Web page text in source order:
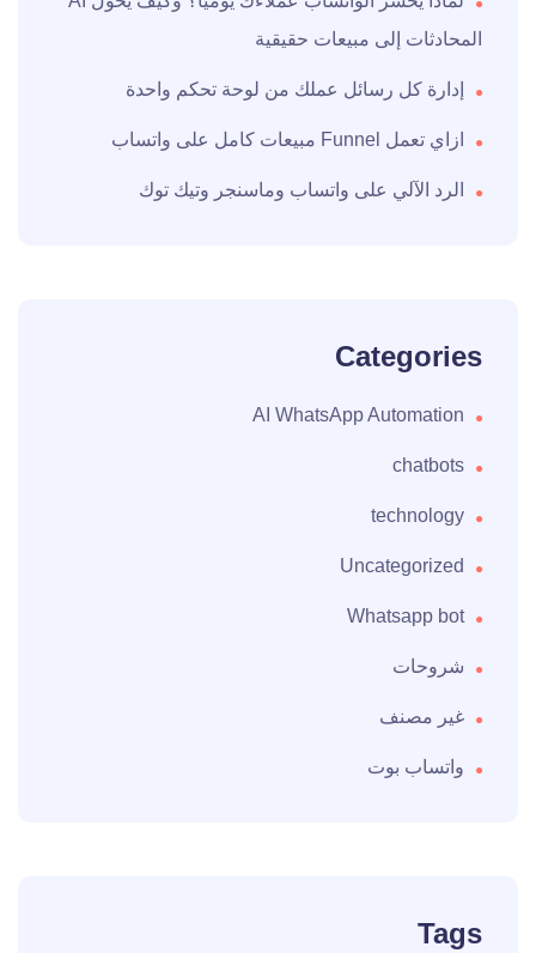
المحادثات إلى مبيعات حقيقية
إدارة كل رسائل عملك من لوحة تحكم واحدة
ازاي تعمل Funnel مبيعات كامل على واتساب
الرد الآلي على واتساب وماسنجر وتيك توك
Categories
AI WhatsApp Automation
chatbots
technology
Uncategorized
Whatsapp bot
شروحات
غير مصنف
واتساب بوت
Tags